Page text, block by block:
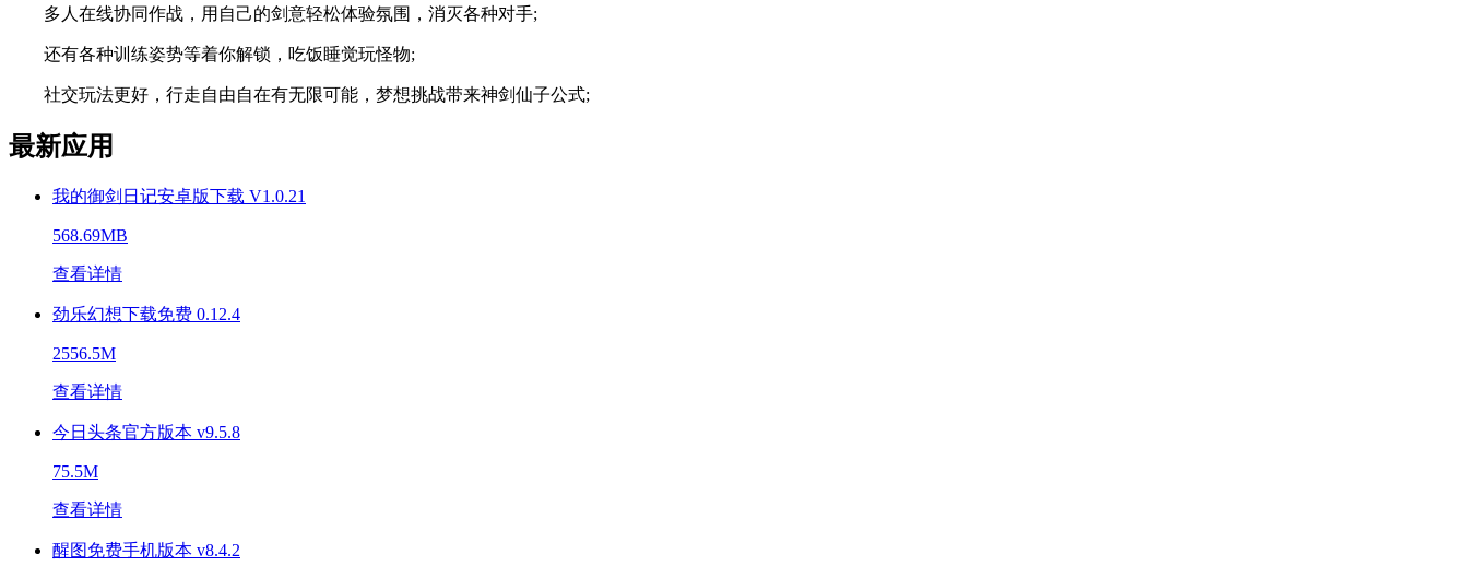
多人在线协同作战，用自己的剑意轻松体验氛围，消灭各种对手;
还有各种训练姿势等着你解锁，吃饭睡觉玩怪物;
社交玩法更好，行走自由自在有无限可能，梦想挑战带来神剑仙子公式;
最新应用
我的御剑日记安卓版下载 V1.0.21
568.69MB
查看详情
劲乐幻想下载免费 0.12.4
2556.5M
查看详情
今日头条官方版本 v9.5.8
75.5M
查看详情
醒图免费手机版本 v8.4.2